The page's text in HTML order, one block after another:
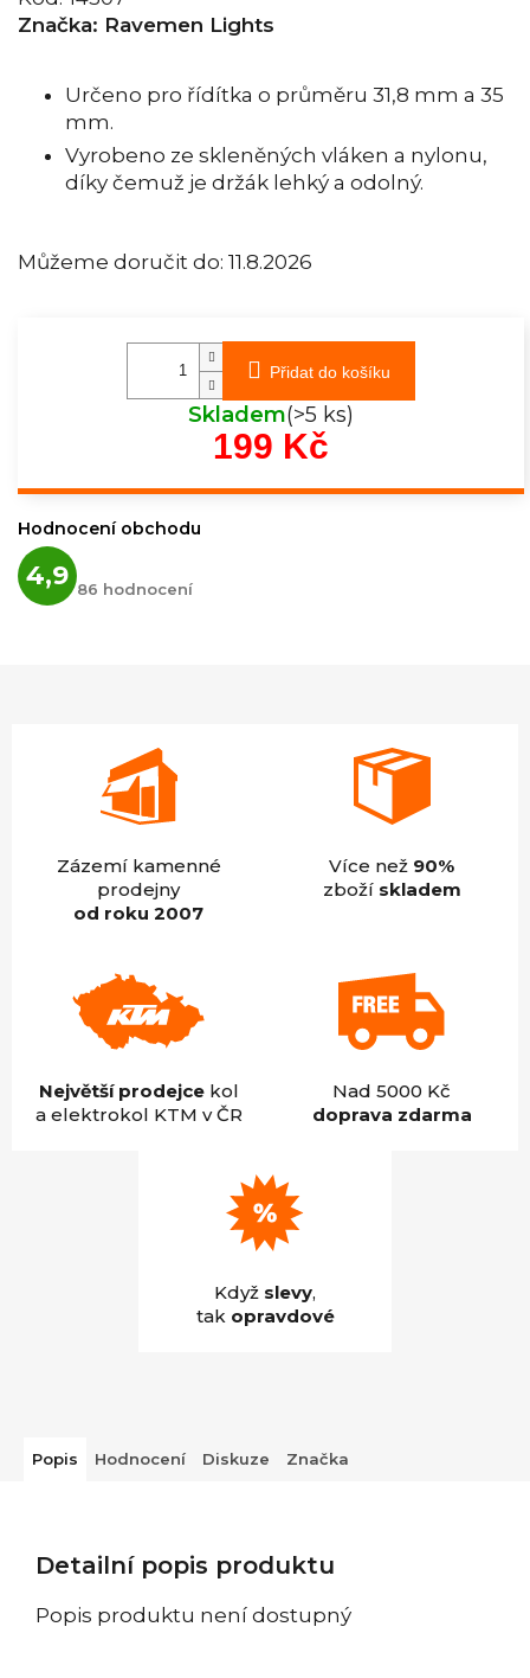
Značka: Ravemen Lights
Můžeme doručit do: 11.8.2026
Určeno pro řídítka o průměru 31,8 mm a 35
mm.
Vyrobeno ze skleněných vláken a nylonu,
díky čemuž je držák lehký a odolný.
Přidat do košíku
Skladem(>5 ks)
199 Kč
Hodnocení obchodu
4,9 hodnocení
obchodu
86 hodnocení
Zázemí kamenné
prodejny
od roku 2007
Více než 90%
zboží skladem
Největší prodejcekol
a elektrokol KTM v ČR
Nad 5000 Kč
doprava zdarma
Když slevy,
tak opravdové
Popis Hodnocení Diskuze Značka
Detailní popis produktu
Popis produktu není dostupný